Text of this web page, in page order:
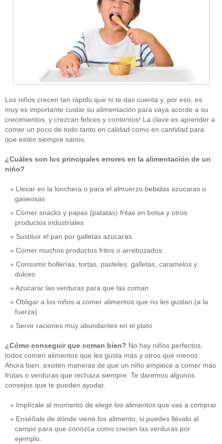
Los niños crecen tan rápido que ni te das cuenta y, por eso, es
muy es importante cuidar su alimentación para vaya acorde a su
crecimientos, y crezcan felices y contentos! La clave es aprender a
comer un poco de todo tanto en calidad como en cantidad para
que estén siempre sanos.
¿Cuáles son los principales errores en la alimentación de un
niño?
Llevar en la lonchera o para el almuerzo bebidas azucaras o
gaseosas
Comer snacks y papas (patatas) fritas en bolsa y otros
productos industriales.
Sustituir el pan por galletas azucaras.
Comer muchos productos fritos o arrebozados
Consumir bollerías, tortas, pasteles, galletas, caramelos y
dulces
Azucarar las verduras para que las coman
Obligar a los niños a comer alimentos que no les gustan (a la
fuerza)
Servir raciones muy abundantes en el plato
¿Cómo conseguir que coman bien? No hay niños perfectos,
todos comen alimentos que les gusta más y otros que menos.
Ahora bien, existen maneras de que un niño empiece a comer más
frutas o verduras que rechaza siempre. Te daremos algunos
consejos que te pueden ayudar.
Implícale al momento de elegir los alimentos que vas a comprar
Enséñale de dónde viene los alimento, si puedes llévalo al
campo para que conozca como crecen las verduras por
ejemplo.